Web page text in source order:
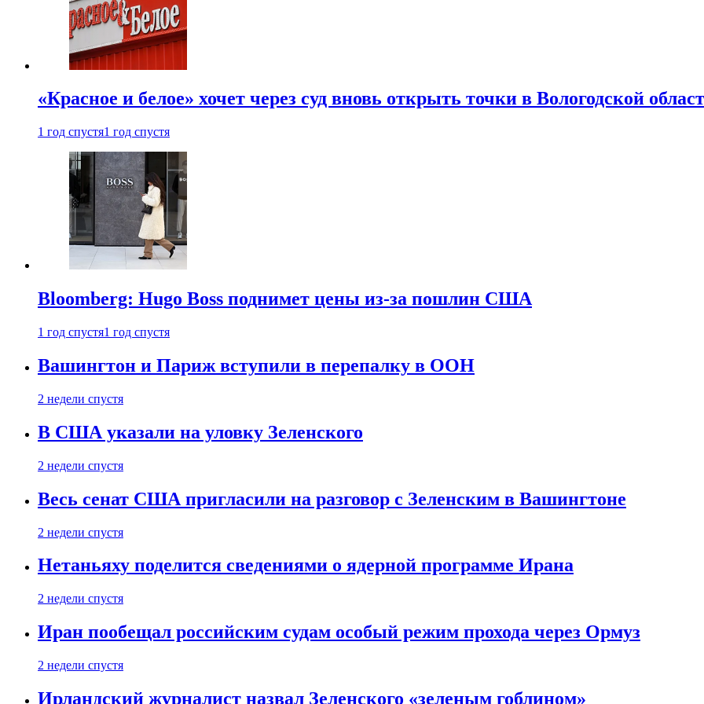
«Красное и белое» хочет через суд вновь открыть точки в Вологодской
1 год спустя1 год спустя
Bloomberg: Hugo Boss поднимет цены из-за пошлин США
1 год спустя1 год спустя
Вашингтон и Париж вступили в перепалку в ООН
2 недели спустя
В США указали на уловку Зеленского
2 недели спустя
Весь сенат США пригласили на разговор с Зеленским в Вашингтоне
2 недели спустя
Нетаньяху поделится сведениями о ядерной программе Ирана
2 недели спустя
Иран пообещал российским судам особый режим прохода через Ормуз
2 недели спустя
Ирландский журналист назвал Зеленского «зеленым гоблином»